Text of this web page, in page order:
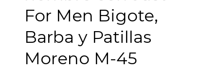
For Men Bigote,
Barba y Patillas
Moreno M-45